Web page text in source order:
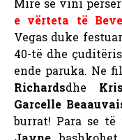
Mirë se vini
e vërteta të
Vegas duke festuar
40-të dhe
ende paruka. Ne
Richardsdhe
Garcelle
burrat! Para se